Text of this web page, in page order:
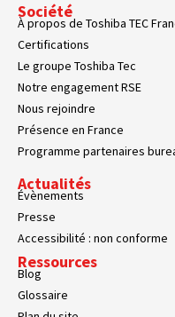
Société
À propos de Toshiba TEC
Certifications
Le groupe Toshiba Tec
Notre engagement RSE
Nous rejoindre
Présence en France
Programme partenaires
Actualités
Évènements
Presse
Accessibilité : non conforme
Ressources
Blog
Glossaire